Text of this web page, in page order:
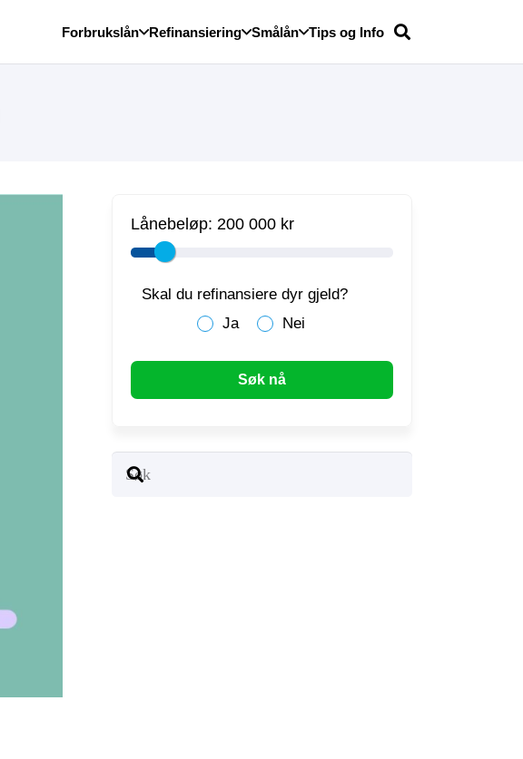
Forbrukslån Refinansiering Smålån Tips og Info
Lånebeløp: 200 000 kr
Skal du refinansiere dyr gjeld?
Ja
Nei
Søk nå